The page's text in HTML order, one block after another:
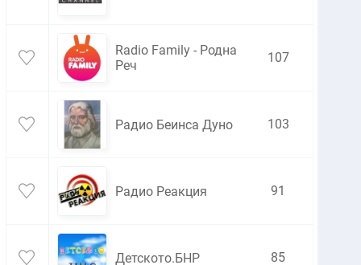
Radio Family - Родна
Реч
107
Радио Беинса Дуно 103
Радио Реакция 91
Детското.БНР 85